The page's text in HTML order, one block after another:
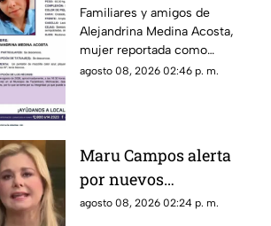
Tacámbaro para exigir
la localización de
Alejandrina Medina
Familiares y amigos de
Alejandrina Medina Acosta,
mujer reportada como
desaparecida en Tacámbaro,
agosto 08, 2026 02:46 p. m.
Maru Campos alerta
por nuevos
lineamientos: “Podrían
agosto 08, 2026 02:24 p. m.